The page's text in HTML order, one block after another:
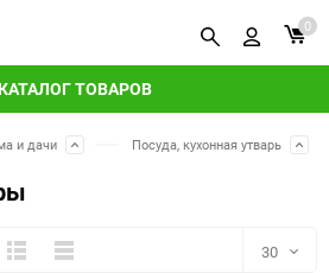
КАТАЛОГ ТОВАРОВ
0
и дачи Посуда, кухонная утварь
ПодробноКомпактно 30